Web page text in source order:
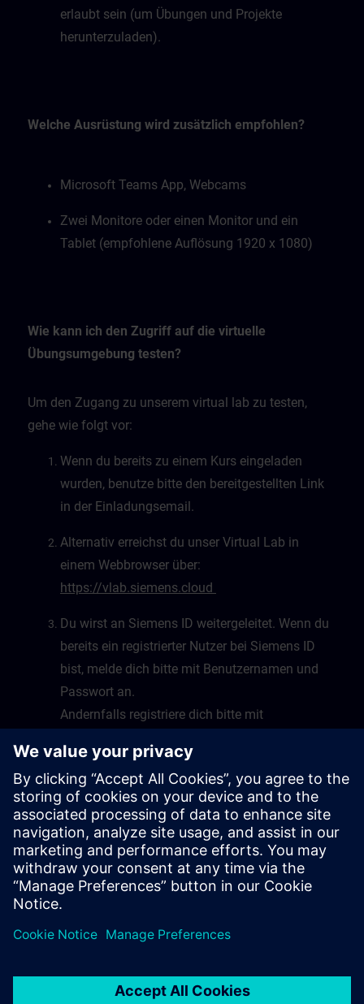
erlaubt sein (um Übungen und Projekte
herunterzuladen).
Welche Ausrüstung wird zusätzlich empfohlen?
Microsoft Teams App, Webcams
Zwei Monitore oder einen Monitor und ein
Tablet (empfohlene Auflösung 1920 x 1080)
Wie kann ich den Zugriff auf die virtuelle
Übungsumgebung testen?
Um den Zugang zu unserem virtual lab zu testen,
gehe wie folgt vor:
Wenn du bereits zu einem Kurs eingeladen
wurden, benutze bitte den bereitgestellten Link
in der Einladungsemail.
Alternativ erreichst du unser Virtual Lab in
einem Webbrowser über:
https://vlab.siemens.cloud
Du wirst an Siemens ID weitergeleitet. Wenn du
bereits ein registrierter Nutzer bei Siemens ID
bist, melde dich bitte mit Benutzernamen und
Passwort an.
Andernfalls registriere dich bitte mit
dazu den Anweisungen.
Nach erfolgreicher Anmeldung wirst du auf die
Startseite von Virtual Lab geleitet.
Glückwunsch, du kannst nun Virtual Lab nutzen
sobald ein Kurs bereitsteht.